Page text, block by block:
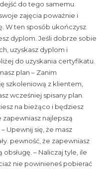
do tego samemu.
zajęcia poważnie i
W ten sposób ukończysz
dyplom. Jeśli dobrze sobie
uzyskasz dyplom i
do uzyskania certyfikatu.
plan – Zanim
szkoleniową z klientem,
wcześniej spisany plan.
na bieżąco i będziesz
zapewniasz najlepszą
Upewnij się, że masz
pewność, że zapewniasz
– Naliczaj tyle, ile
nie powinieneś pobierać